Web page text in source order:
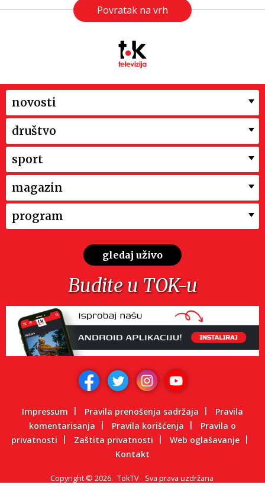
Povratak na vrh
novosti
društvo
sport
magazin
program
gledaj uživo
Budite u TOK-u
Impressum Pravila prenošenja sadržaja
Pravila
komentarisanja
Pravila korišćenja
Pravila o
privatnosti
Zaštita privatnosti
Web oglašavanje
Kontakt
Copyright © 2026. TokTV Sva prava uzdržana